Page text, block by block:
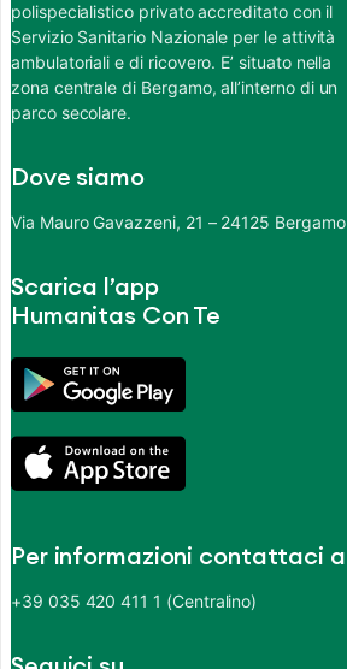
polispecialistico privato accreditato con il
Servizio Sanitario Nazionale per le attività
ambulatoriali e di ricovero. E’ situato nella
zona centrale di Bergamo, all’interno di un
parco secolare.
Dove siamo
Via Mauro Gavazzeni, 21 – 24125 Bergamo
Scarica l’app
Humanitas Con Te
Per informazioni contattaci al
+39 035 420 411 1 (Centralino)